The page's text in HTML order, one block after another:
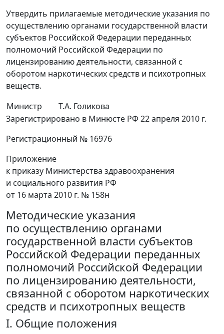
Утвердить прилагаемые методические указания по
осуществлению органами государственной власти
субъектов Российской Федерации переданных
полномочий Российской Федерации по
лицензированию деятельности, связанной с
оборотом наркотических средств и психотропных
веществ.
Министр
Т.А. Голикова
Зарегистрировано в Минюсте РФ 22 апреля 2010 г.
Регистрационный № 16976
Приложение
к приказу Министерства здравоохранения
и социального развития РФ
от 16 марта 2010 г. № 158н
Методические указания
по осуществлению органами
государственной власти субъектов
Российской Федерации переданных
полномочий Российской Федерации
по лицензированию деятельности,
связанной с оборотом наркотических
средств и психотропных веществ
I. Общие положения